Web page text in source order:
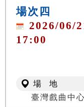
場次四
2026/06/
17:00
場 地
臺灣戲曲中